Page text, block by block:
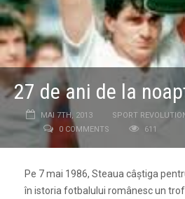
27 de ani de la
MAI 7TH, 2013 SPORT
0 COMMENTS
611
Pe 7 mai 1986, Steaua câştiga
în istoria fotbalului românesc un